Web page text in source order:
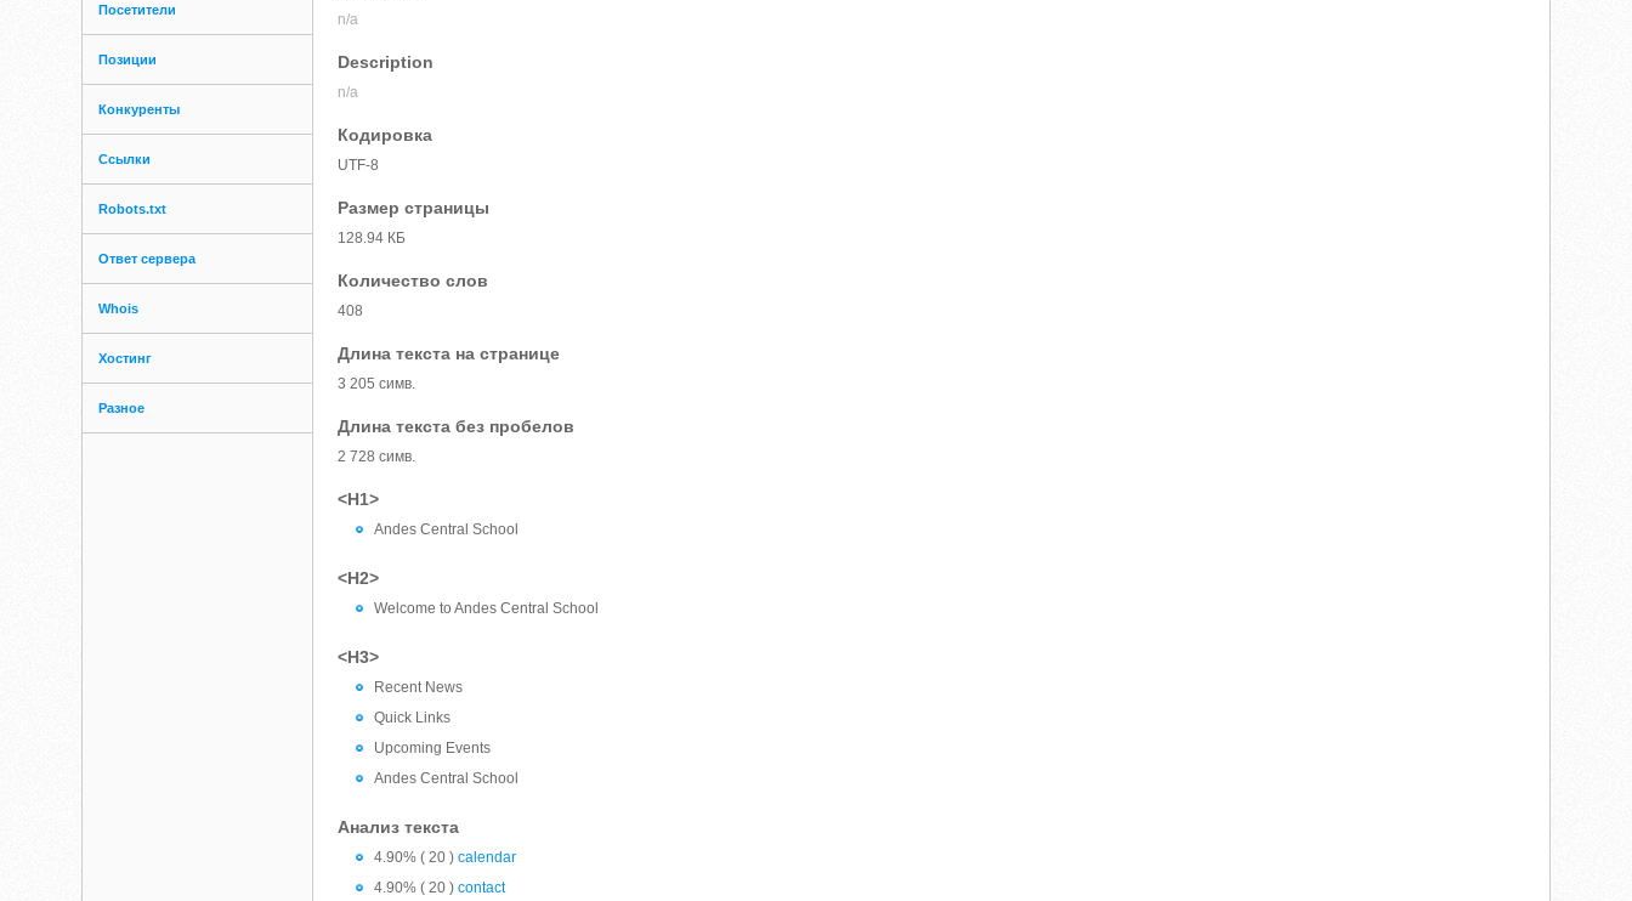
Посетители
Позиции
Конкуренты
Ссылки
Robots.txt
Ответ сервера
Whois
Хостинг
Разное
n/a
Description
n/a
Кодировка
UTF-8
Размер страницы
128.94 КБ
Количество слов
408
Длина текста на странице
3 205 симв.
Длина текста без пробелов
2 728 симв.
<H1>
Andes Central School
<H2>
Welcome to Andes Central School
<H3>
Recent News
Quick Links
Upcoming Events
Andes Central School
Анализ текста
4.90% ( 20 )calendar
4.90% ( 20 )contact